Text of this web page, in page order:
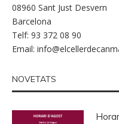
08960 Sant Just Desvern
Barcelona
Telf: 93 372 08 90
Email:
NOVETATS